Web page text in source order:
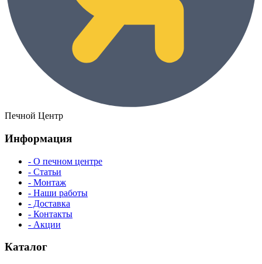
Печной Центр
Информация
- О печном центре
- Статьи
- Монтаж
- Наши работы
- Доставка
- Контакты
- Акции
Каталог